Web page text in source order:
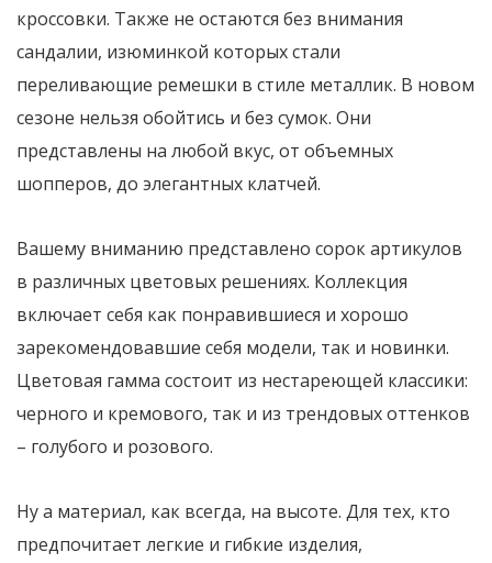
кроссовки. Также не остаются без внимания
сандалии, изюминкой которых стали
переливающие ремешки в стиле металлик. В новом
сезоне нельзя обойтись и без сумок. Они
представлены на любой вкус, от объемных
шопперов, до элегантных клатчей.
Вашему вниманию представлено сорок артикулов
в различных цветовых решениях. Коллекция
включает себя как понравившиеся и хорошо
зарекомендовавшие себя модели, так и новинки.
Цветовая гамма состоит из нестареющей классики:
черного и кремового, так и из трендовых оттенков
– голубого и розового.
Ну а материал, как всегда, на высоте. Для тех, кто
предпочитает легкие и гибкие изделия,